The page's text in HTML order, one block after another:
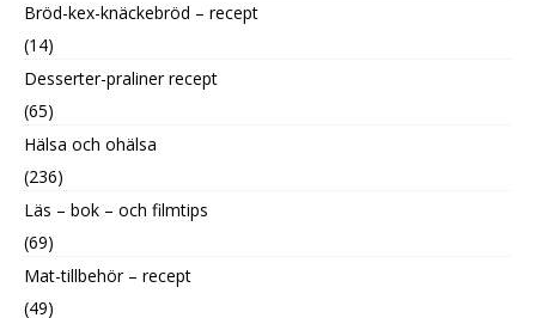
Bröd-kex-knäckebröd – recept
(14)
Desserter-praliner recept
(65)
Hälsa och ohälsa
(236)
Läs – bok – och filmtips
(69)
Mat-tillbehör – recept
(49)